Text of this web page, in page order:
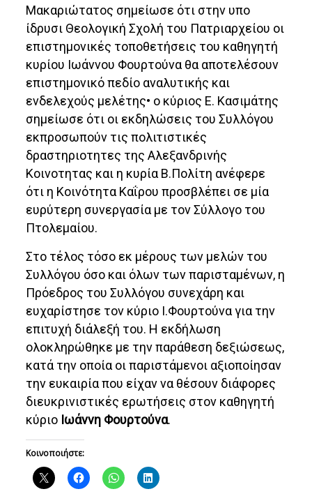
Μακαριώτατος σημείωσε ότι στην υπο
ίδρυσι Θεολογική Σχολή του Πατριαρχείου οι
επιστημονικές τοποθετήσεις του καθηγητή
κυρίου Ιωάννου Φουρτούνα θα αποτελέσουν
επιστημονικό πεδίο αναλυτικής και
ενδελεχούς μελέτης• ο κύριος Ε. Κασιμάτης
σημείωσε ότι οι εκδηλώσεις του Συλλόγου
εκπροσωπούν τις πολιτιστικές
δραστηριοτητες της Αλεξανδρινής
Κοινοτητας και η κυρία Β.Πολίτη ανέφερε
ότι η Κοινότητα Καΐρου προσβλέπει σε μία
ευρύτερη συνεργασία με τον Σύλλογο του
Πτολεμαίου.
Στο τέλος τόσο εκ μέρους των μελών του
Συλλόγου όσο και όλων των παρισταμένων, η
Πρόεδρος του Συλλόγου συνεχάρη και
ευχαρίστησε τον κύριο Ι.Φουρτούνα για την
επιτυχή διάλεξή του. Η εκδήλωση
ολοκληρώθηκε με την παράθεση δεξιώσεως,
κατά την οποία οι παριστάμενοι αξιοποίησαν
την ευκαιρία που είχαν να θέσουν διάφορες
διευκρινιστικές ερωτήσεις στον καθηγητή
κύριο Ιωάννη Φουρτούνα.
Κοινοποιήστε: